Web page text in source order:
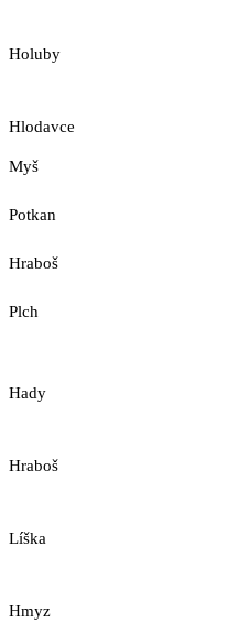
Holuby
Hlodavce
Myš
Potkan
Hraboš
Plch
Hady
Hraboš
Líška
Hmyz